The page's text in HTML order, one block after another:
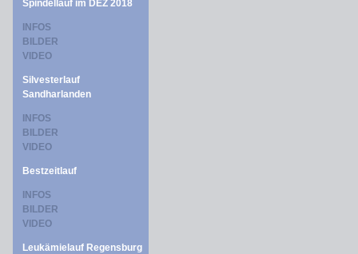
Spindellauf im DEZ 2018
INFOS
BILDER
VIDEO
Silvesterlauf
Sandharlanden
INFOS
BILDER
VIDEO
Bestzeitlauf
INFOS
BILDER
VIDEO
Leukämielauf Regensburg